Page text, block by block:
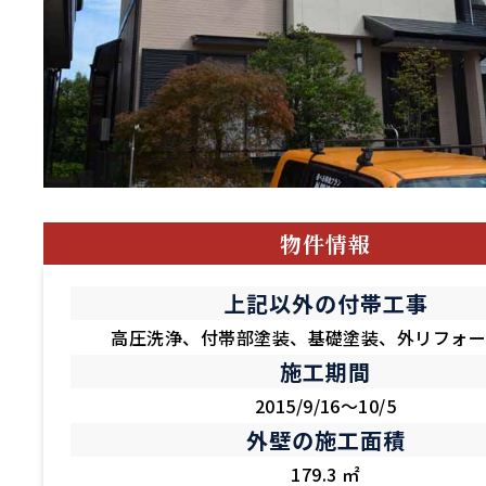
物件情報
上記以外の付帯工事
高圧洗浄、付帯部塗装、基礎塗装、外リフォ
施工期間
2015/9/16～10/5
外壁の施工面積
179.3 ㎡